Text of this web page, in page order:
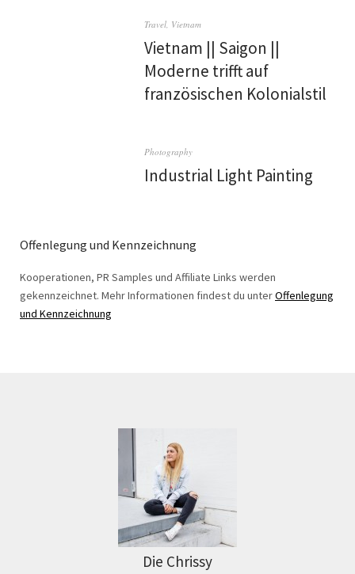
Travel, Vietnam
Vietnam || Saigon ||
Moderne trifft auf
französischen Kolonialstil
Photography
Industrial Light Painting
Offenlegung und Kennzeichnung
Kooperationen, PR Samples und Affiliate Links werden
gekennzeichnet. Mehr Informationen findest du unterOffenlegung
und Kennzeichnung
Die Chrissy